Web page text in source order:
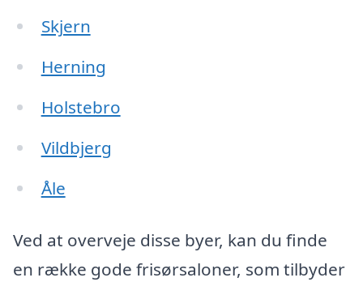
Skjern
Herning
Holstebro
Vildbjerg
Åle
Ved at overveje disse byer, kan du finde
en række gode frisørsaloner, som tilbyder